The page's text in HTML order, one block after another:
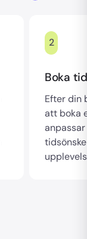
2
Boka
Efter din
att boka